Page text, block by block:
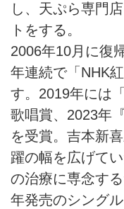
し、天ぷら専門
トをする。
2006年10月に復
年連続で「NHK
す。2019年には
歌唱賞、2023年
を受賞。吉本新
躍の幅を広げて
の治療に専念す
年発売のシング